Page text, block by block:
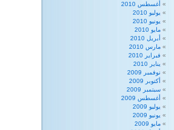
أغسطس 2010
يوليو 2010
يونيو 2010
مايو 2010
أبريل 2010
مارس 2010
فبراير 2010
يناير 2010
نوفمبر 2009
أكتوبر 2009
سبتمبر 2009
أغسطس 2009
يوليو 2009
يونيو 2009
مايو 2009